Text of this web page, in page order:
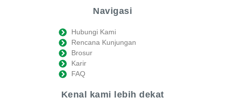
Navigasi
Hubungi Kami
Rencana Kunjungan
Brosur
Karir
FAQ
Kenal kami lebih dekat